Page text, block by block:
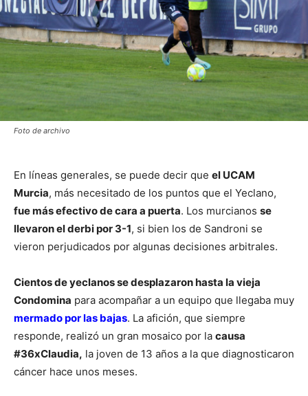
Foto de archivo
En líneas generales, se puede decir que el UCAM
Murcia, más necesitado de los puntos que el Yeclano,
fue más efectivo de cara a puerta. Los murcianos se
llevaron el derbi por 3-1, si bien los de Sandroni se
vieron perjudicados por algunas decisiones arbitrales.
Cientos de yeclanos se desplazaron hasta la vieja
Condomina para acompañar a un equipo que llegaba muy
mermado por las bajas. La afición, que siempre
responde, realizó un gran mosaico por la causa
#36xClaudia, la joven de 13 años a la que diagnosticaron
cáncer hace unos meses.